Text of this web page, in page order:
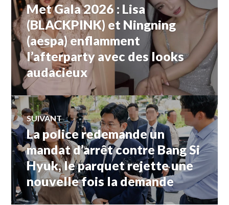
de
l’article
Article
précédent :
Met Gala 2026 : Lisa
(BLACKPINK) et Ningning
(aespa) enflamment
l’afterparty avec des looks
audacieux
SUIVANT
Article
Suivant:
La police redemande un
mandat d’arrêt contre Bang Si
Hyuk, le parquet rejette une
nouvelle fois la demande